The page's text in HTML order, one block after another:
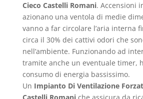
Cieco Castelli Romani. Accensioni
azionano una ventola di medie
vanno a far circolare l’aria interna
circa il 30% dei cattivi odori che
nell’ambiente. Funzionando ad
tramite anche un eventuale timer,
consumo di energia bassissimo.
Un Impianto Di Ventilazione